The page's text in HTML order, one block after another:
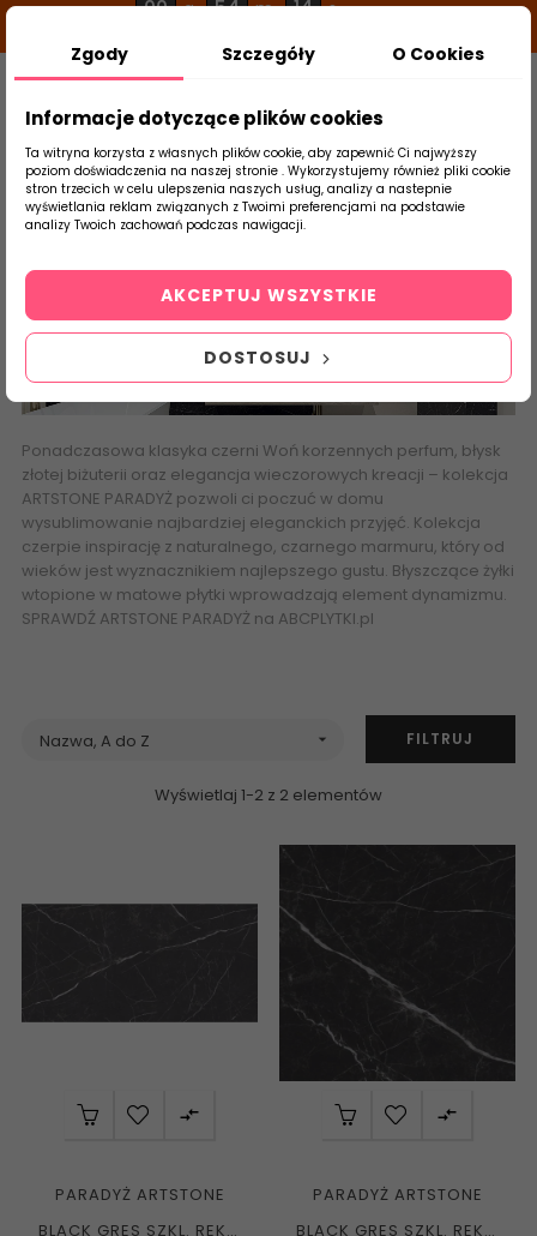
00 g 54 m 14 s
Szukaj
produktu
Strona Główna Salon / Taras Paradyż
Artstone
Ponadczasowa klasyka czerni Woń korzennych perfum, błysk
złotej biżuterii oraz elegancja wieczorowych kreacji – kolekcja
ARTSTONE PARADYŻ pozwoli ci poczuć w domu
wysublimowanie najbardziej eleganckich przyjęć. Kolekcja
czerpie inspirację z naturalnego, czarnego marmuru, który od
wieków jest wyznacznikiem najlepszego gustu. Błyszczące żyłki
wtopione w matowe płytki wprowadzają element dynamizmu.
SPRAWDŹ ARTSTONE PARADYŻ na ABCPLYTKI.pl
Nazwa, A do Z  FILTRUJ
Wyświetlaj 1-2 z 2 elementów

PARADYŻ ARTSTONE
BLACK GRES SZKL. REKT.

PARADYŻ ARTSTONE
BLACK GRES SZKL. REKT.
Zgody Szczegóły O Cookies
Informacje dotyczące plików cookies
Ta witryna korzysta z własnych plików cookie, aby zapewnić Ci najwyższy
poziom doświadczenia na naszej stronie . Wykorzystujemy również pliki cookie
stron trzecich w celu ulepszenia naszych usług, analizy a nastepnie
wyświetlania reklam związanych z Twoimi preferencjami na podstawie
analizy Twoich zachowań podczas nawigacji.
DOSTOSUJ
AKCEPTUJ WSZYSTKIE